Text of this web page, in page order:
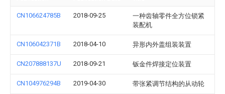
CN106624785B 2018-09-25
一种齿轴零件全方位锁紧
装配机
CN106042371B 2018-04-10 异形内外盖组装装置
CN207888137U 2018-09-21 钣金件焊接定位装置
CN104976294B 2019-04-30 带张紧调节结构的从动轮